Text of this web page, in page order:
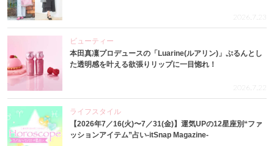
2026.7.23
ビューティー
本田真凜プロデュースの「Luarine(ルアリン)」ぷるんとし
た透明感を叶える欲張りリップに一目惚れ！
2026.7.22
ライフスタイル
【2026年7／16(火)〜7／31(金)】運気UPの12星座別“ファ
ッションアイテム”占い-itSnap Magazine-